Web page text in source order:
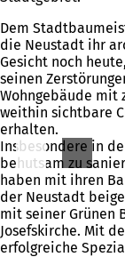
Dem
die Neustadt ihr
Gesicht noch
seinen
Wohngebäude mit
weithin sichtbare
erhalten.
Insbesondere in
behutsam zu
haben mit ihren
der Neustadt
mit seiner Grünen
Josefskirche. Mit
erfolgreiche